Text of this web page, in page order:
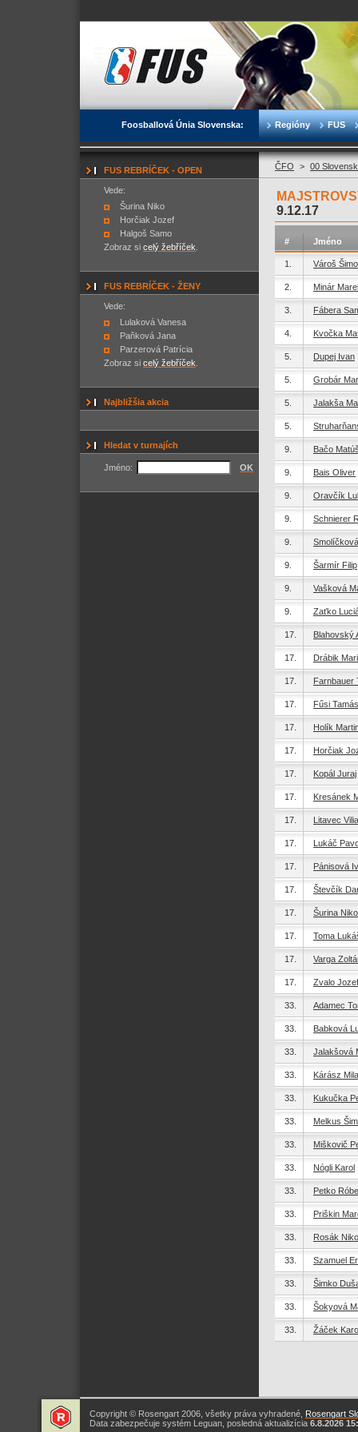
Foosballová Únia Slovenska: Regióny FUS
FUS REBRÍČEK - OPEN
Vede:
Šurina Niko
Horčiak Jozef
Halgoš Samo
Zobraz si celý žebříček
FUS REBRÍČEK - ŽENY
Vede:
Lulaková Vanesa
Paňková Jana
Parzerová Patrícia
Zobraz si celý žebříček
Najbližšia akcia
Hledat v turnajích
Jméno: OK
ČFO > 00
9.12.17
# Jméno
1. Vároš
2. Minár
3. Fábera
4. Kvočka
5. Dupej Ivan
5. Grobár
5. Jalakša
5.
9. Bačo
9. Bais Oliver
9. Oravčík
9. Schnierer
9.
9. Šarmír Filip
9. Vašková
9. Zaťko
17. Blahovský
17. Drábik
17. Farnbauer
17. Fűsi Tamás
17. Holík
17. Horčiak
17. Kopál Juraj
17. Kresánek
17. Litavec
17. Lukáč
17. Pánisová
17. Števčík
17. Šurina Niko
17. Toma
17. Varga
17. Zvalo Jozef
33. Adamec
33. Babková
33. Jalakšová
33. Kárász
33. Kukučka
33. Melkus
33. Miškovič
33. Nógli Karol
33. Petko
33. Priškin
33. Rosák
33. Szamuel
33. Šimko
33. Šokyová
33. Žáček
Copyright © Rosengart 2006, všetky práva vyhradené, Rosengart
Data zabezpečuje systém Leguan, posledná aktualizícia 6.8.2026